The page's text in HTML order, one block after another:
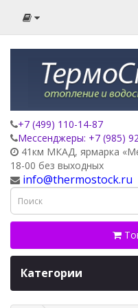
+7 (499) 110-14-87
Мессенджеры: +7 (985)
41км МКАД, ярмарка
18-00 без выходных
info@thermostock.ru
Категории